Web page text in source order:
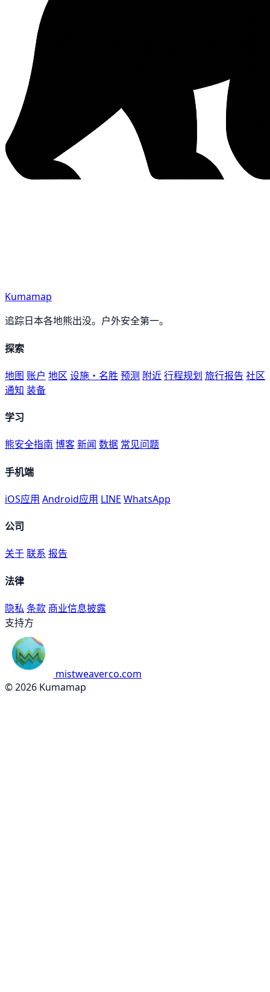
Kumamap
追踪日本各地熊出没。户外安全第一。
探索
地图 账户 地区 设施・名胜 预测 附近行程规划 旅行报告 社区
通知 装备
学习
熊安全指南 博客新闻 数据 常见问题
手机端
iOS应用 Android应用 LINE WhatsApp
公司
关于联系 报告
法律
隐私 条款 商业信息披露
支持方
mistweaverco.com
© 2026 Kumamap